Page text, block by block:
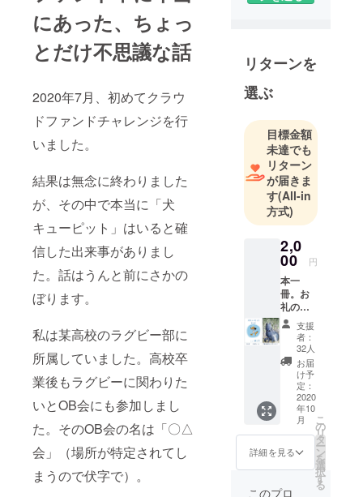
にあった、ちょっ
とだけ不思議な話
2020年7月、初めてクラウ
ドファンドチャレンジを行
いました。
結果は無念に終わりました
が、その中で本当に「犬
キューピット」はいると確
信した出来事がありまし
た。話はうんと前にさかの
ぼります。
私は某高校のラグビー部に
所属していました。高校卒
業後もラグビーに関わりた
いとOB会にも参加しまし
た。そのOB会の名は「〇△
会」（場所が特定されてし
まうので伏字で）。
リターンを
選ぶ
目標金額
未達でも
リターン
が届きま
す(All-in
方式)
2,0
00 円
本一
冊。お
礼の
メー
ル。
『種の
起源の
犬』ポ
スト
カード
支援
者：
32人
お届
け予
定：
2020
年10
月
詳細を見る
こ
の
リ
タ
ー
ン
を
選
択
す
る
このプロ